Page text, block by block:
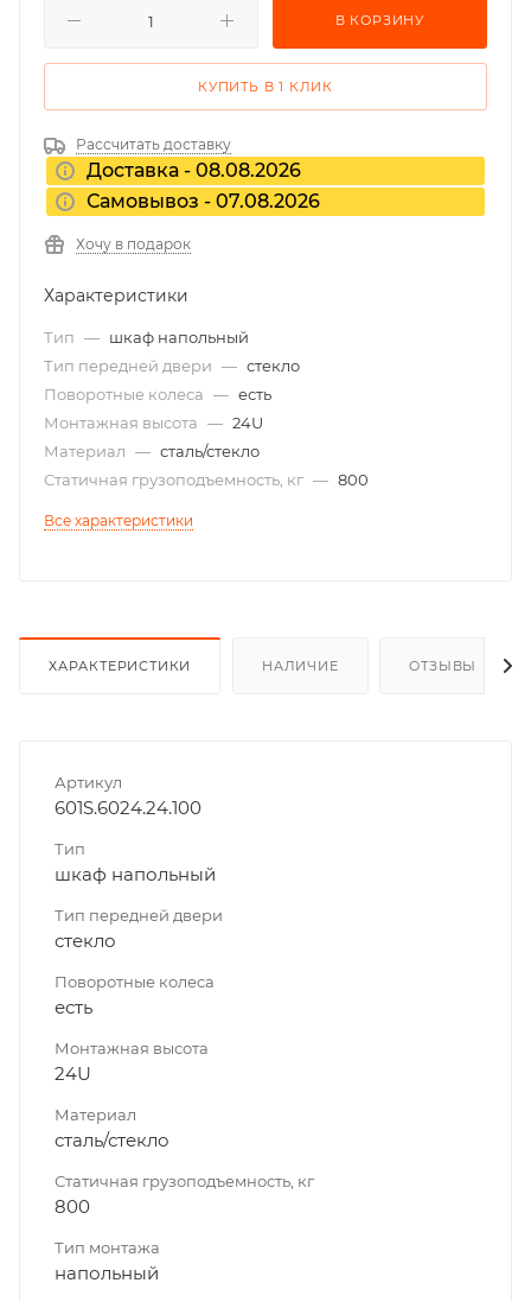
В КОРЗИНУ
КУПИТЬ В 1 КЛИК
Рассчитать доставку
Доставка - 08.08.2026
Самовывоз - 07.08.2026
Хочу в подарок
Характеристики
Тип — шкаф напольный
Тип передней двери — стекло
Поворотные колеса — есть
Монтажная высота — 24U
Материал — сталь/стекло
Статичная грузоподъемность, кг — 800
Все характеристики
ХАРАКТЕРИСТИКИ НАЛИЧИЕ ОТЗЫВЫ
Артикул
601S.6024.24.100
Тип
шкаф напольный
Тип передней двери
стекло
Поворотные колеса
есть
Монтажная высота
24U
Материал
сталь/стекло
Статичная грузоподъемность, кг
800
Тип монтажа
напольный